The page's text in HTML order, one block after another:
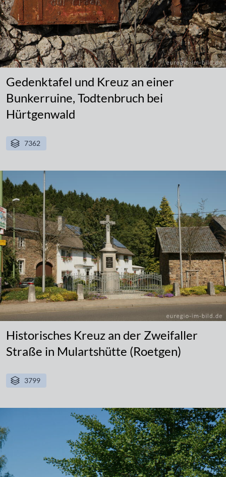
Gedenktafel und Kreuz an einer
Bunkerruine, Todtenbruch bei
Hürtgenwald
7362
Historisches Kreuz an der Zweifaller
Straße in Mulartshütte (Roetgen)
3799